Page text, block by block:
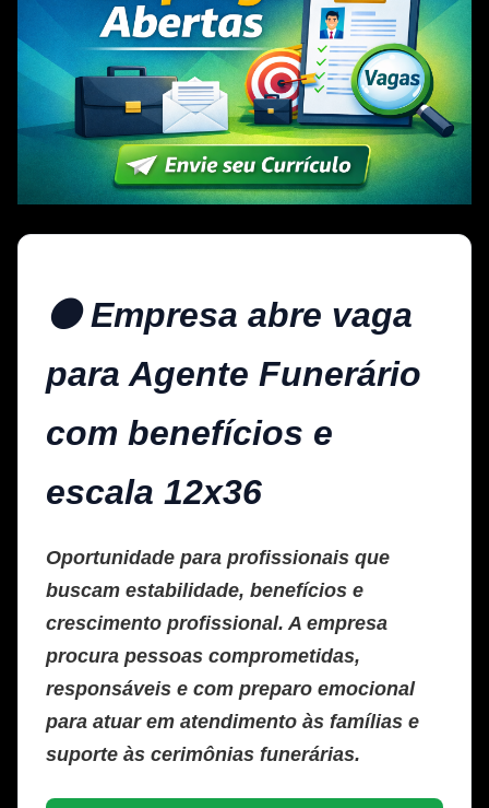
⚫ Empresa abre vaga
para Agente Funerário
com benefícios e
escala 12x36
Oportunidade para profissionais que
buscam estabilidade, benefícios e
crescimento profissional. A empresa
procura pessoas comprometidas,
responsáveis e com preparo emocional
para atuar em atendimento às famílias e
suporte às cerimônias funerárias.